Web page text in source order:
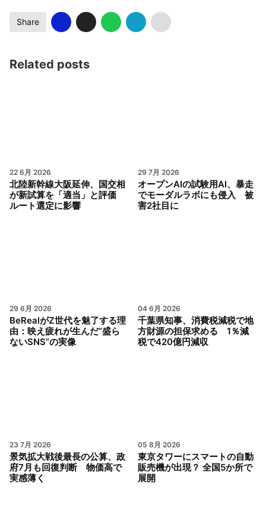
Share
Related posts
22 6月 2026
北陸新幹線大阪延伸、国交相
が新試算を「適当」と評価
ルート選定に影響
29 7月 2026
オープンAIの試験用AI、暴走
でモーダルラボにも侵入 被
害2社目に
29 6月 2026
BeRealがZ世代を魅了する理
由：映え疲れが生んだ“盛ら
ないSNS”の実像
04 6月 2026
千葉県知事、消費税減税で地
方財源の担保求める 1％減
税で420億円減収
23 7月 2026
景気拡大戦後最長の公算、政
府7月も回復判断 物価高で
実感薄く
05 8月 2026
東京タワーにスマートの自動
販売機が出現？ 全国5か所で
展開